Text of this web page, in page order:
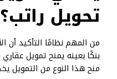
تحويل راتب؟
من المهم نظامًا التأكيد أن
بنكًا بعينه يمنح تمويل
منح هذا النوع من التمويل